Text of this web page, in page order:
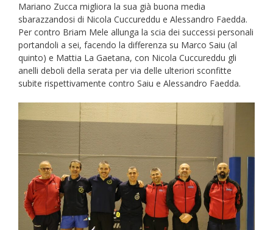
Mariano Zucca migliora la sua già buona media
sbarazzandosi di Nicola Cuccureddu e Alessandro Faedda.
Per contro Briam Mele allunga la scia dei successi personali
portandoli a sei, facendo la differenza su Marco Saiu (al
quinto) e Mattia La Gaetana, con Nicola Cuccureddu gli
anelli deboli della serata per via delle ulteriori sconfitte
subite rispettivamente contro Saiu e Alessandro Faedda.